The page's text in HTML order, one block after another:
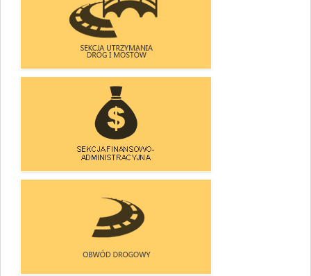
ZESPÓŁ DS. UZGODNIEŃ
- ZAJĘCIA PASA DROGOWEGO
SEKCJA UTRZYMANIA
DRÓG I MOSTÓW
SEKCJA FINANSOWO-
-ADMINISTRACYJNA